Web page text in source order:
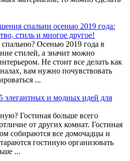
спальни осенью 2019 года:
стиль и многое другое!
Осенью 2019 года в
стилей, а значит можно
Не стоит все делать как
вам нужно почувствовать
...
элегантных и модных идей для
Гостиная больше всего
от других комнат. Гостиная
собираются все домочадцы и
гостиную организовать
...